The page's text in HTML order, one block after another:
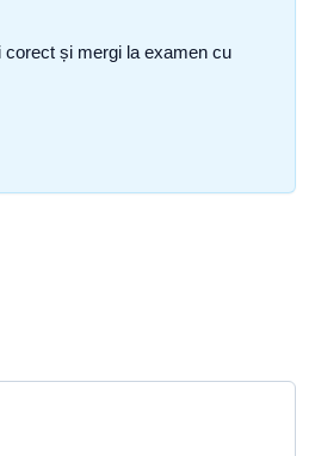
și mergi la examen cu